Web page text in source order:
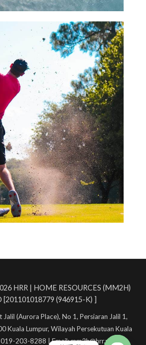
HRR | HOME RESOURCES (MM2H)
[201101018779 (946915-K) ]
(Aurora Place), No 1, Persiaran Jalil 1,
Kuala Lumpur, Wilayah Persekutuan Kuala
019-203-8288 | Email: mm2h@hrr.my